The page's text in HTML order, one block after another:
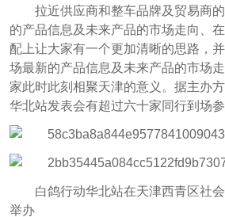
拉近供应商和整车品牌及贸易商
的产品信息及未来产品的市场走向、
配上让大家有一个更加清晰的思路，
场最新的产品信息及未来产品的市场
家此时此刻相聚天津的意义。据主办
华北站发表会有超过六十家同行到场参
白鸽行动华北站在天津西青区社
举办